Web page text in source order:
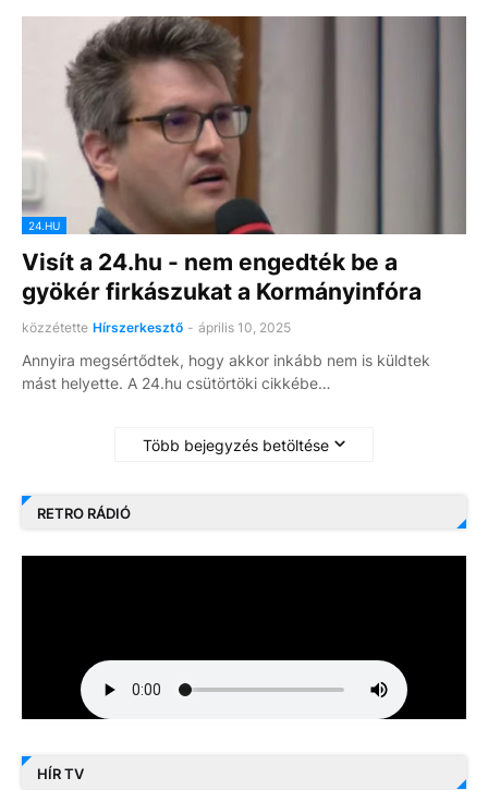
24.HU
Visít a 24.hu - nem engedték be a
gyökér firkászukat a Kormányinfóra
közzétette Hírszerkesztő - április 10, 2025
Annyira megsértődtek, hogy akkor inkább nem is küldtek
mást helyette. A 24.hu csütörtöki cikkébe…
Több bejegyzés betöltése
RETRO RÁDIÓ
HÍR TV